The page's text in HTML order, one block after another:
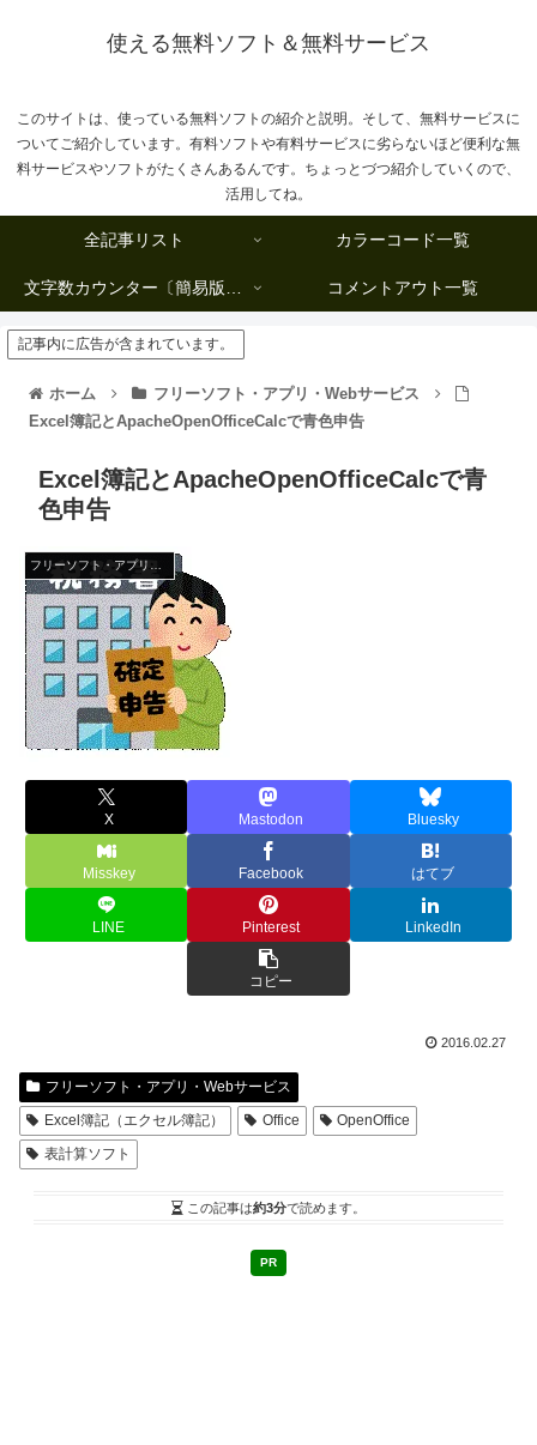
使える無料ソフト＆無料サービス
このサイトは、使っている無料ソフトの紹介と説明。そして、無料サービスに
ついてご紹介しています。有料ソフトや有料サービスに劣らないほど便利な無
料サービスやソフトがたくさんあるんです。ちょっとづつ紹介していくので、
活用してね。
全記事リスト カラーコード一覧
文字数カウンター〔簡易版複数行タイプ〕 コメントアウト一覧
記事内に広告が含まれています。
ホーム
フリーソフト・アプリ・Webサービス
Excel簿記とApacheOpenOfficeCalcで青色申告
Excel簿記とApacheOpenOfficeCalcで青
色申告
フリーソフト・アプリ・Webサービス
X Mastodon Bluesky
Misskey Facebook はてブ
LINE Pinterest LinkedIn
コピー
2016.02.27
フリーソフト・アプリ・Webサービス
Excel簿記（エクセル簿記）
Office
OpenOffice
表計算ソフト
この記事は約3分で読めます。
PR